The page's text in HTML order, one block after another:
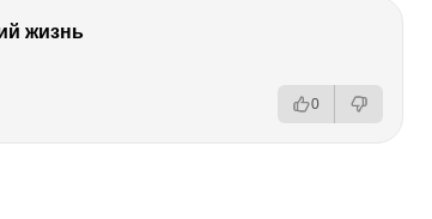
жизнь
0